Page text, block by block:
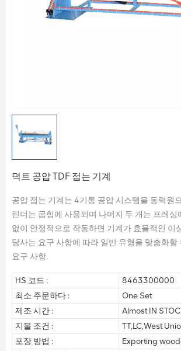
덕트 공압 TDF 접는 기계
공압 접는 기계는 4기통 공압 시스템을 동력원
린더는 굽힘에 사용되며 나머지 두 개는 프레싱
없이 안정적으로 작동하면 기계가 효율적인 이
당사는 요구 사항에 따라 일반 유형을 맞춤화할
요구 사항.
HS 코드 :
8463300000
최소 주문하다 :
One Set
제조 시간 :
Almost IN
지불 조건 :
TT,LC,West
포장 방법 :
Exporting